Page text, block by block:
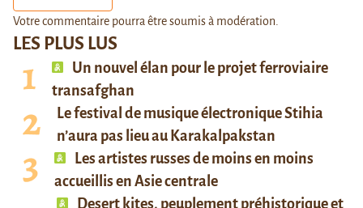
LES PLUS LUS
Un nouvel élan pour le projet ferroviaire
transafghan
Le festival de musique électronique Stihia
n’aura pas lieu au Karakalpakstan
Les artistes russes de moins en moins
accueillis en Asie centrale
Desert kites, peuplement préhistorique et
Votre commentaire pourra être soumis à modération.